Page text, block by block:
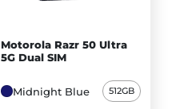
Motorola Razr 50 Ultra
5G Dual SIM
Midnight Blue 512GB